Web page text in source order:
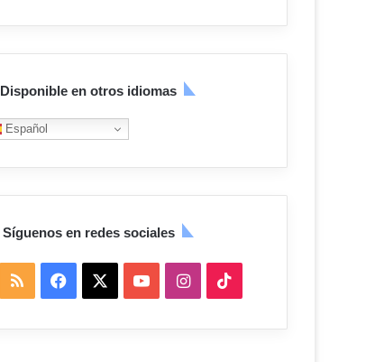
Disponible en otros idiomas
Español
Síguenos en redes sociales
I